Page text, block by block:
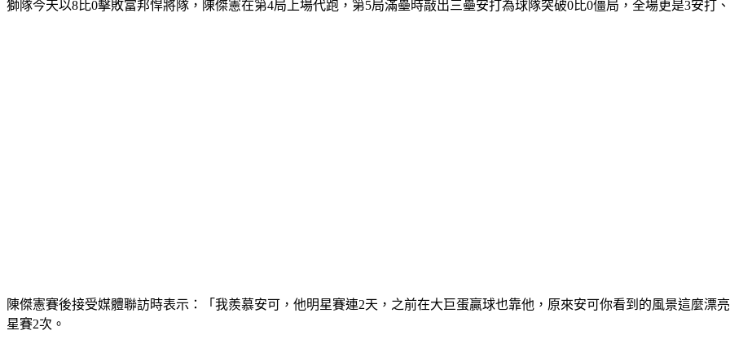
獅隊今天以8比0擊敗富邦悍將隊，陳傑憲在第4局上場代跑，第5局滿壘時敲出三壘安打為球隊突破0比0僵局，全場更是3安打
陳傑憲賽後接受媒體聯訪時表示：「我羨慕安可，他明星賽連2天，之前在大巨蛋贏球也靠他，原來安可你看到的風景這麼漂
星賽2次。